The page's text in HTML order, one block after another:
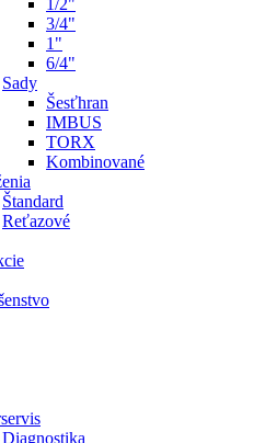
1/2"
3/4"
1"
6/4"
Sady
Šesťhran
IMBUS
TORX
Kombinované
Štandard
Reťazové
Diagnostika